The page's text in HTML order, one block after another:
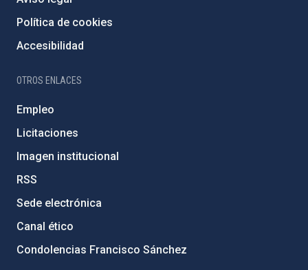
Política de cookies
Accesibilidad
OTROS ENLACES
Empleo
Licitaciones
Imagen institucional
RSS
Sede electrónica
Canal ético
Condolencias Francisco Sánchez